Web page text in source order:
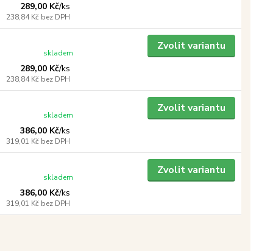
289,00 Kč/ks
238,84 Kč bez DPH
289,00 Kč/ks
238,84 Kč bez DPH
skladem
Zvolit variantu
386,00 Kč/ks
319,01 Kč bez DPH
skladem
Zvolit variantu
386,00 Kč/ks
319,01 Kč bez DPH
skladem
Zvolit variantu